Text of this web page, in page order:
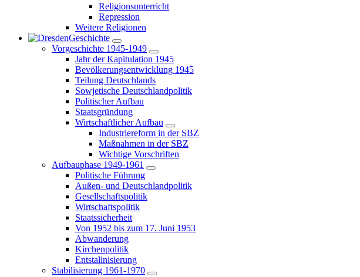
Religionsunterricht
Repression
Weitere Religionen
Geschichte
Vorgeschichte 1945-1949
Jahr der Kapitulation 1945
Bevölkerungsentwicklung 1945
Teilung Deutschlands
Sowjetische Deutschlandpolitik
Politischer Aufbau
Staatsgründung
Wirtschaftlicher Aufbau
Industriereform in der SBZ
Maßnahmen in der SBZ
Wichtige Vorschriften
Aufbauphase 1949-1961
Politische Führung
Außen- und Deutschlandpolitik
Gesellschaftspolitik
Wirtschaftspolitik
Staatssicherheit
Von 1952 bis zum 17. Juni 1953
Abwanderung
Kirchenpolitik
Entstalinisierung
Stabilisierung 1961-1970